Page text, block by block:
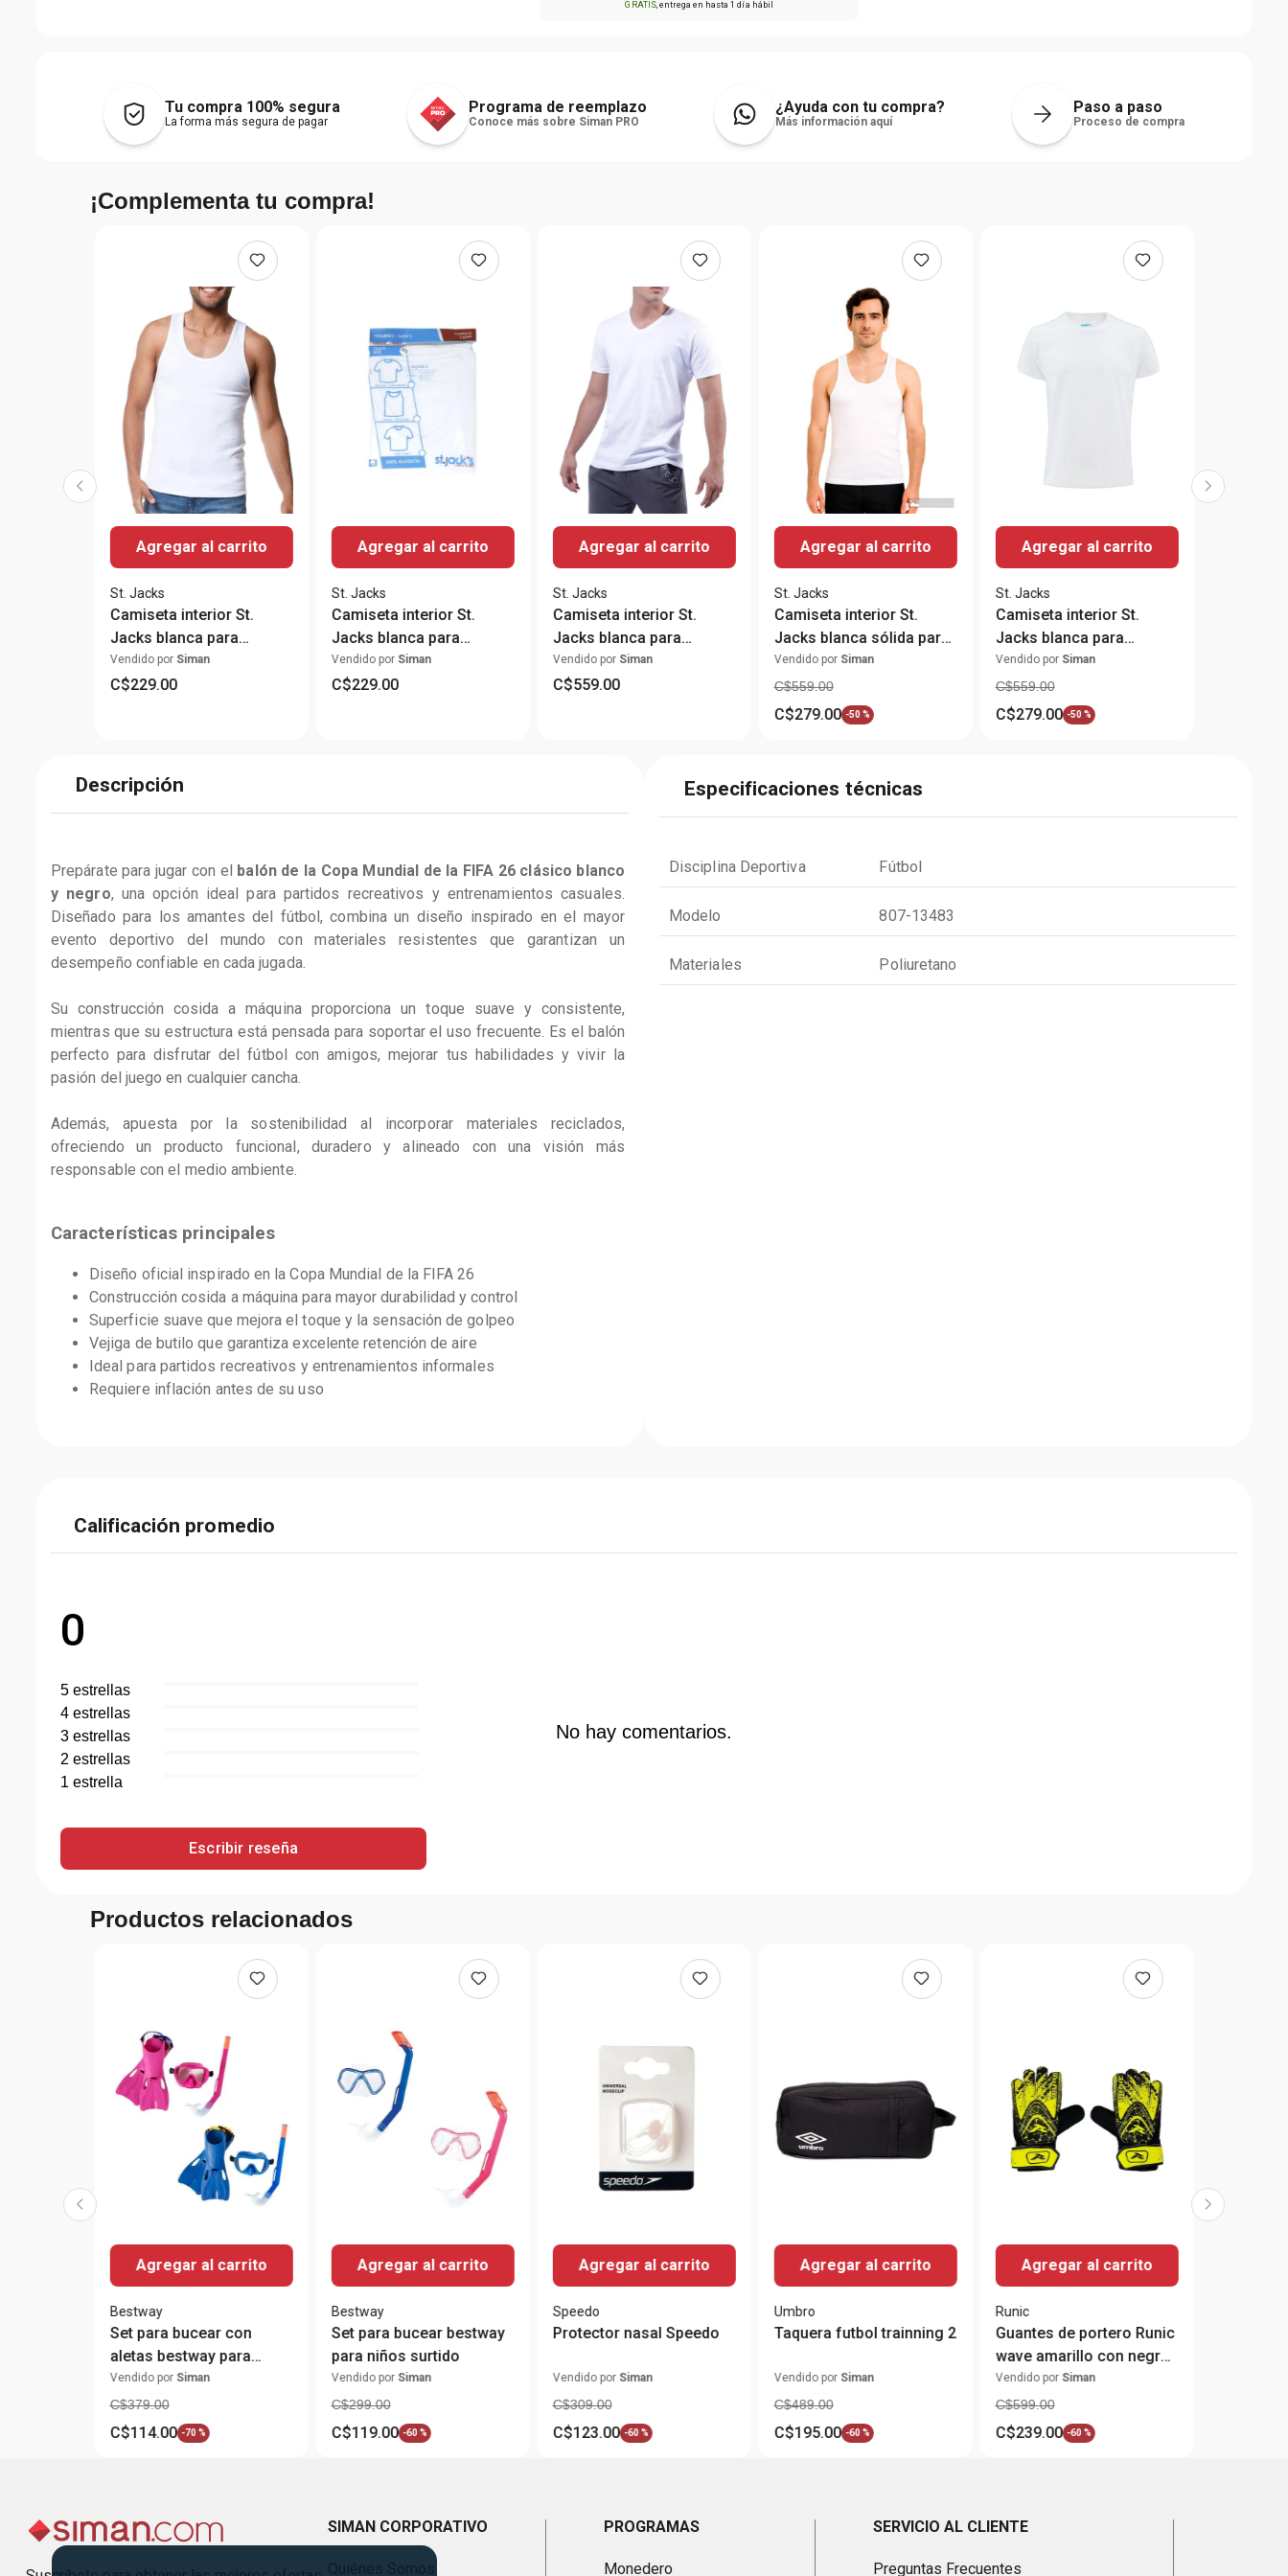
GRATIS, entrega en hasta1 día hábil
Tu compra 100% segura
La forma más segura de pagar
Programa de reemplazo
Conoce más sobre Siman PRO
¿Ayuda con tu compra?
Más información aquí
Paso a paso
Proceso de compra
¡Complementa tu compra!
Agregar al carrito
St. Jacks
Camiseta interior St.
Jacks blanca para
hombre
Vendido por Siman
C$229.00
Agregar al carrito
St. Jacks
Camiseta interior St.
Jacks blanca para
hombre
Vendido por Siman
C$229.00
Agregar al carrito
St. Jacks
Camiseta interior St.
Jacks blanca para
hombre
Vendido por Siman
C$559.00
Agregar al carrito
St. Jacks
Camiseta interior St.
Jacks blanca sólida para
hombre
Vendido por Siman
C$559.00
C$279.00 -50 %
Agregar al carrito
St. Jacks
Camiseta interior St.
Jacks blanca para
hombre
Vendido por Siman
C$559.00
C$279.00 -50 %
Descripción
Prepárate para jugar con el balón de la Copa Mundial de la FIFA 26 clásico blanco
y negro, una opción ideal para partidos recreativos y entrenamientos casuales.
Diseñado para los amantes del fútbol, combina un diseño inspirado en el mayor
evento deportivo del mundo con materiales resistentes que garantizan un
desempeño confiable en cada jugada.
Su construcción cosida a máquina proporciona un toque suave y consistente,
mientras que su estructura está pensada para soportar el uso frecuente. Es el balón
perfecto para disfrutar del fútbol con amigos, mejorar tus habilidades y vivir la
pasión del juego en cualquier cancha.
Además, apuesta por la sostenibilidad al incorporar materiales reciclados,
ofreciendo un producto funcional, duradero y alineado con una visión más
responsable con el medio ambiente.
Características principales
Diseño oficial inspirado en la Copa Mundial de la FIFA 26
Construcción cosida a máquina para mayor durabilidad y control
Superficie suave que mejora el toque y la sensación de golpeo
Vejiga de butilo que garantiza excelente retención de aire
Ideal para partidos recreativos y entrenamientos informales
Requiere inflación antes de su uso
Especificaciones técnicas
Disciplina Deportiva Fútbol
Modelo 807-13483
Materiales Poliuretano
Calificación promedio
0
5 estrellas
4 estrellas
3 estrellas
2 estrellas
1 estrella
Escribir reseña
No hay comentarios.
Productos relacionados
Agregar al carrito
Bestway
Set para bucear con
aletas bestway para
niños surtido
Vendido por Siman
C$379.00
C$114.00 -70 %
Agregar al carrito
Bestway
Set para bucear bestway
para niños surtido
Vendido por Siman
C$299.00
C$119.00 -60 %
Agregar al carrito
Speedo
Protector nasal Speedo
Vendido por Siman
C$309.00
C$123.00 -60 %
Agregar al carrito
Umbro
Taquera futbol trainning 2
Vendido por Siman
C$489.00
C$195.00 -60 %
Agregar al carrito
Runic
Guantes de portero Runic
wave amarillo con negro
#5
Vendido por Siman
C$599.00
C$239.00 -60 %
SIMAN CORPORATIVO PROGRAMAS
Monedero
SERVICIO AL CLIENTE
Preguntas Frecuentes